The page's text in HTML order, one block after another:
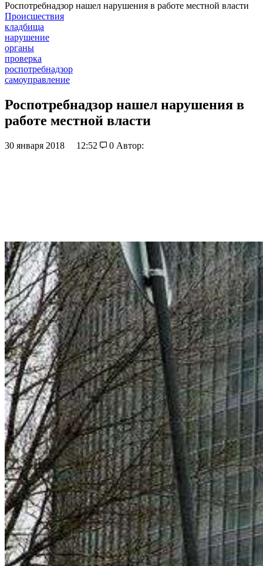
Роспотребнадзор нашел нарушения в работе местной власти
Происшествия
кладбища
нарушение
органы
проверка
роспотребнадзор
самоуправление
Роспотребнадзор нашел нарушения в
работе местной власти
30 января 2018 12:52 0 Автор: